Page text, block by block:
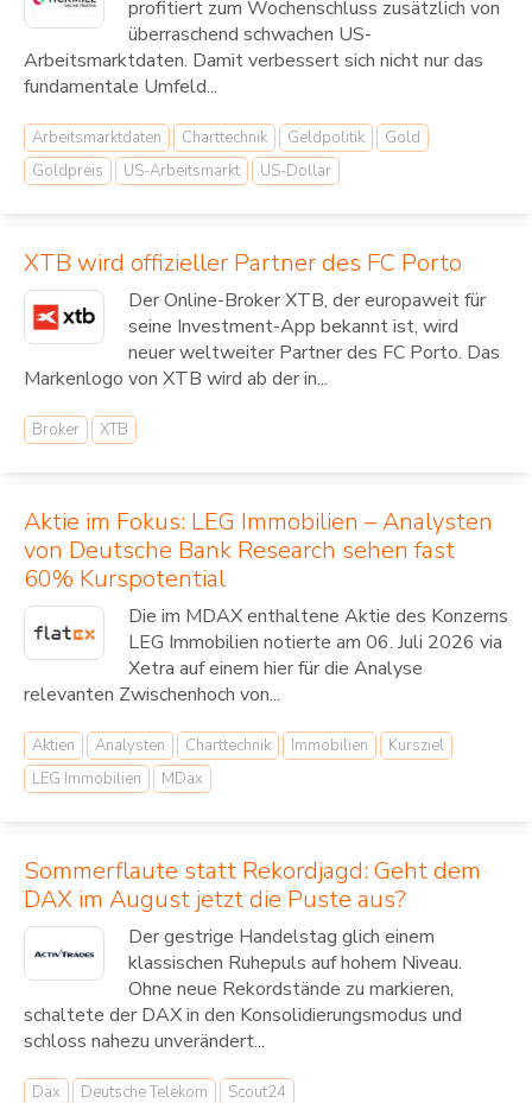
profitiert zum Wochenschluss zusätzlich von
überraschend schwachen US-
Arbeitsmarktdaten. Damit verbessert sich nicht nur das
fundamentale Umfeld...
Arbeitsmarktdaten Charttechnik Geldpolitik
Gold
Goldpreis
US-Arbeitsmarkt US-Dollar
XTB wird offizieller Partner des FC Porto
Der Online-Broker XTB, der europaweit für
seine Investment-App bekannt ist, wird
neuer weltweiter Partner des FC Porto. Das
Markenlogo von XTB wird ab der in...
Broker XTB
Aktie im Fokus: LEG Immobilien – Analysten
von Deutsche Bank Research sehen fast
60% Kurspotential
Die im MDAX enthaltene Aktie des Konzerns
LEG Immobilien notierte am 06. Juli 2026 via
Xetra auf einem hier für die Analyse
relevanten Zwischenhoch von...
Aktien Analysten Charttechnik Immobilien
Kursziel
LEG Immobilien
MDax
Sommerflaute statt Rekordjagd: Geht dem
DAX im August jetzt die Puste aus?
Der gestrige Handelstag glich einem
klassischen Ruhepuls auf hohem Niveau.
Ohne neue Rekordstände zu markieren,
schaltete der DAX in den Konsolidierungsmodus und
schloss nahezu unverändert...
Dax Deutsche Telekom Scout24